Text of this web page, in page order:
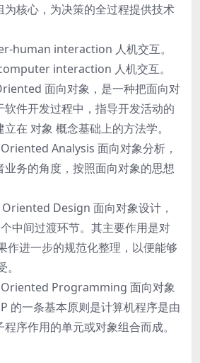
为核⼼，为决策的全过程提供技术
human interaction ⼈机交互。
interaction ⼈机交互。
⾯向对象，是⼀种把⾯向对
软件开发过程中，指导开发活动的
在 对象 概念基础上的⽅法学。
Analysis ⾯向对象分析，
业务的⻆度，按照⾯向对象的思想
Design ⾯向对象设计，
中间过渡环节。其主要作⽤是对
作进⼀步的规范化整理，以便能够
Programming ⾯向对象
的⼀条基本原则是计算机程序是由
序作⽤的单元或对象组合⽽成。